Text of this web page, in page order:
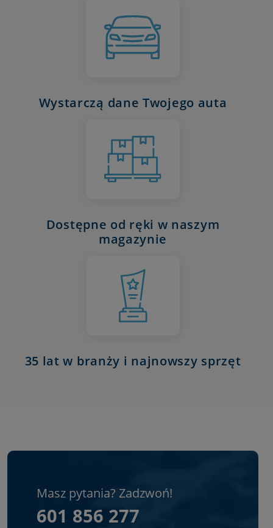
Wystarczą dane Twojego auta
Dostępne od ręki w naszym
magazynie
35 lat w branży i najnowszy sprzęt
Masz pytania? Zadzwoń!
601 856 277